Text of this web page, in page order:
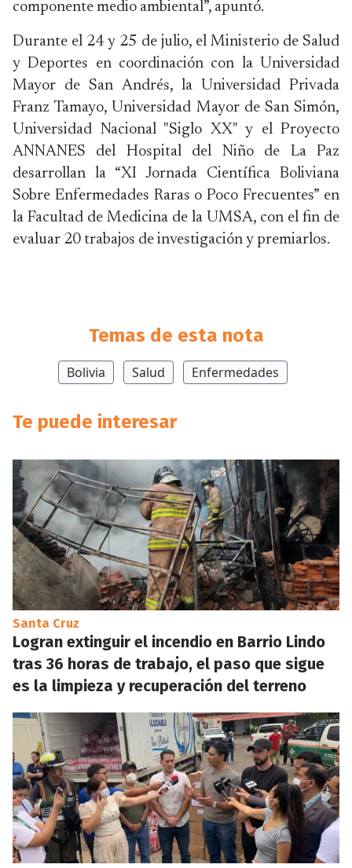
componente medio ambiental”, apuntó.
Durante el 24 y 25 de julio, el Ministerio de Salud
y Deportes en coordinación con la Universidad
Mayor de San Andrés, la Universidad Privada
Franz Tamayo, Universidad Mayor de San Simón,
Universidad Nacional "Siglo XX" y el Proyecto
ANNANES del Hospital del Niño de La Paz
desarrollan la “XI Jornada Científica Boliviana
Sobre Enfermedades Raras o Poco Frecuentes” en
la Facultad de Medicina de la UMSA, con el fin de
evaluar 20 trabajos de investigación y premiarlos.
Temas de esta nota
Bolivia Salud Enfermedades
Te puede interesar
Santa Cruz
Logran extinguir el incendio en Barrio Lindo
tras 36 horas de trabajo, el paso que sigue
es la limpieza y recuperación del terreno